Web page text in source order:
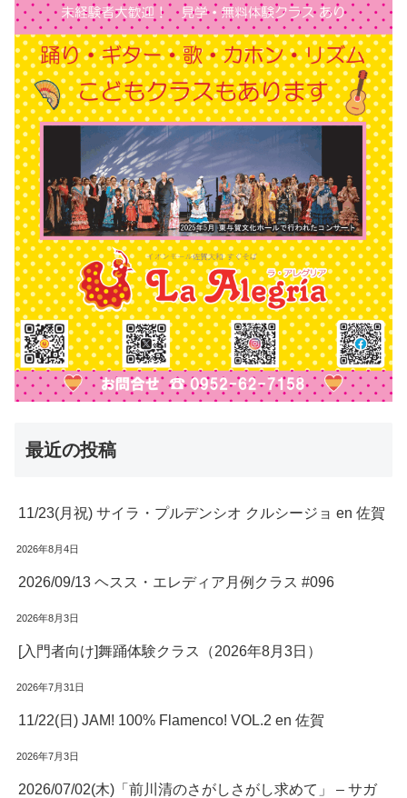
最近の投稿
11/23(月祝) サイラ・プルデンシオ クルシージョ en 佐賀
2026年8月4日
2026/09/13 ヘスス・エレディア月例クラス #096
2026年8月3日
[入門者向け]舞踊体験クラス（2026年8月3日）
2026年7月31日
11/22(日) JAM! 100% Flamenco! VOL.2 en 佐賀
2026年7月3日
2026/07/02(木)「前川清のさがしさがし求めて」 – サガ